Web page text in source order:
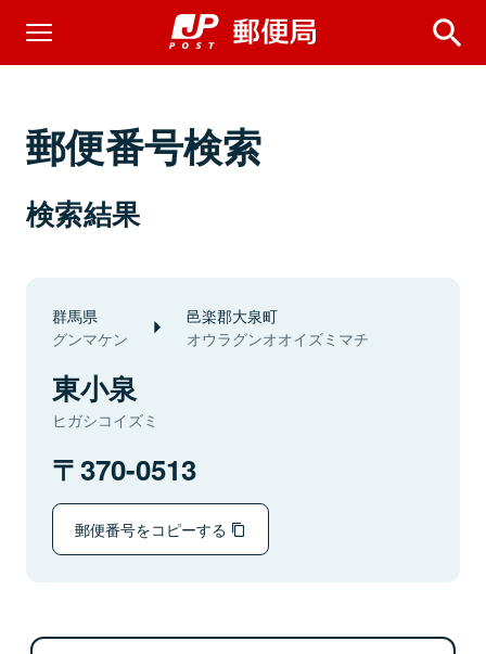
郵便番号検索
検索結果
群馬県
グンマケン
邑楽郡大泉町
オウラグンオオイズミマチ
東小泉
ヒガシコイズミ
370-0513
郵便番号をコピーする